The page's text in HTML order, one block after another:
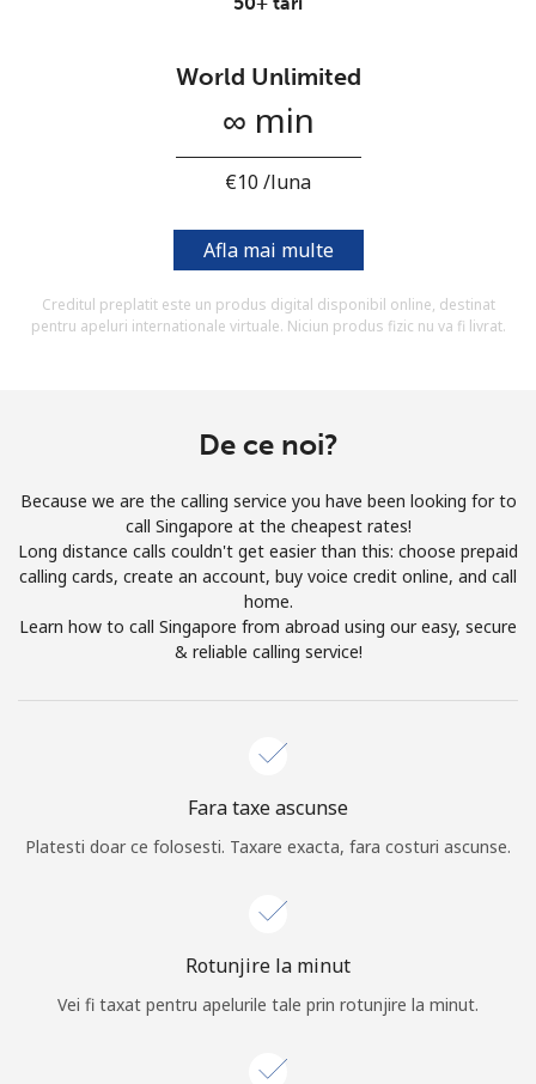
Inregistreaza-te
Buna!
Logheaza-te sauCREEAZA CONT NOU →
Recuperare parola →
Log in
sau
World Unlimited
∞ min
⁦€10⁩ /luna
Afla mai multe
Creditul preplatit este un produs digital disponibil online, destinat
pentru apeluri internationale virtuale. Niciun produs fizic nu va fi livrat.
De ce noi?
Because we are the calling service you have been looking for to
call Singapore at the cheapest rates!
Long distance calls couldn't get easier than this: choose prepaid
calling cards, create an account, buy voice credit online, and call
home.
Learn how to call Singapore from abroad using our easy, secure
& reliable calling service!
Fara taxe ascunse
Platesti doar ce folosesti. Taxare exacta, fara costuri ascunse.
Rotunjire la minut
Vei fi taxat pentru apelurile tale prin rotunjire la minut.